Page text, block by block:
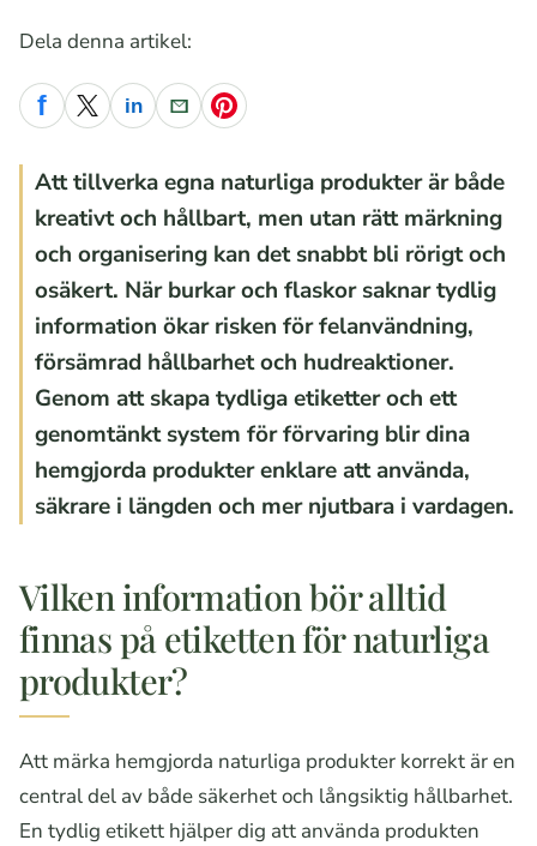
Dela denna artikel:
fFacebook
X inLinkedIn
E-postPinterest
Att tillverka egna naturliga produkter är både
kreativt och hållbart, men utan rätt märkning
och organisering kan det snabbt bli rörigt och
osäkert. När burkar och flaskor saknar tydlig
information ökar risken för felanvändning,
försämrad hållbarhet och hudreaktioner.
Genom att skapa tydliga etiketter och ett
genomtänkt system för förvaring blir dina
hemgjorda produkter enklare att använda,
säkrare i längden och mer njutbara i vardagen.
Vilken information bör alltid
finnas på etiketten för naturliga
produkter?
Att märka hemgjorda naturliga produkter korrekt är en
central del av både säkerhet och långsiktig hållbarhet.
En tydlig etikett hjälper dig att använda produkten